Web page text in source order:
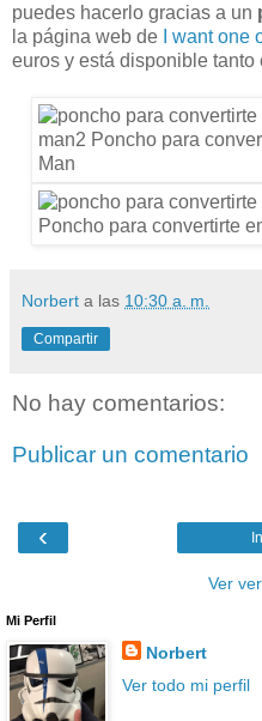
puedes hacerlo gracias a un
la página web de
I want one
euros y está disponible tanto
Norbert a las 10:30 a. m.
Compartir
No hay comentarios:
Publicar un comentario
‹
Ver
Mi Perfil
Norbert
Ver todo mi perfil